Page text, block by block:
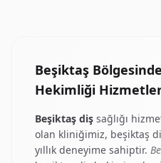
Beşiktaş
Hekimliği
Beşiktaş diş sağlığı
olan kliniğimiz, beşiktaş
yıllık deneyime sahiptir.